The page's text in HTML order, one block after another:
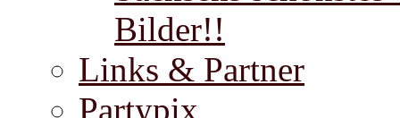
Bilder!!
Links & Partner
Partypix